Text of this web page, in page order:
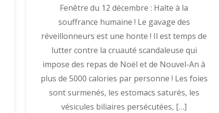
Fenêtre du 12 décembre : Halte à la
souffrance humaine ! Le gavage des
réveillonneurs est une honte ! Il est temps de
lutter contre la cruauté scandaleuse qui
impose des repas de Noël et de Nouvel-An à
plus de 5000 calories par personne ! Les foies
sont surmenés, les estomacs saturés, les
vésicules biliaires persécutées, […]